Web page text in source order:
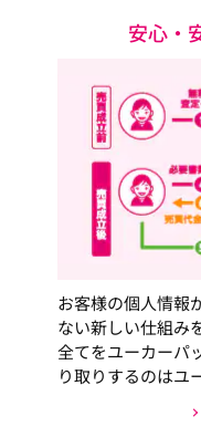
安心・
お客様の個人情報
ない新しい仕組み
全てをユーカーパ
り取りするのはユ